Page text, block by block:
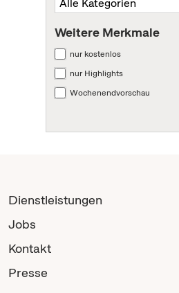
Weitere Merkmale
nur kostenlos
nur Highlights
Wochenendvorschau
Dienstleistungen
Jobs
Kontakt
Presse